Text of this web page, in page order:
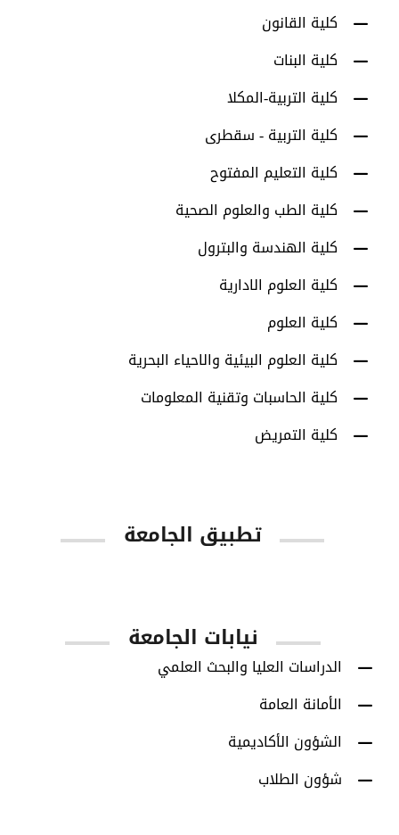
كلية القانون
كلية البنات
كلية التربية-المكلا
كلية التربية - سقطرى
كلية التعليم المفتوح
كلية الطب والعلوم الصحية
كلية الهندسة والبترول
كلية العلوم الادارية
كلية العلوم
كلية العلوم البيئية والاحياء البحرية
كلية الحاسبات وتقنية المعلومات
كلية التمريض
تطبيق الجامعة
نيابات الجامعة
الدراسات العليا والبحث العلمي
الأمانة العامة
الشؤون الأكاديمية
شؤون الطلاب